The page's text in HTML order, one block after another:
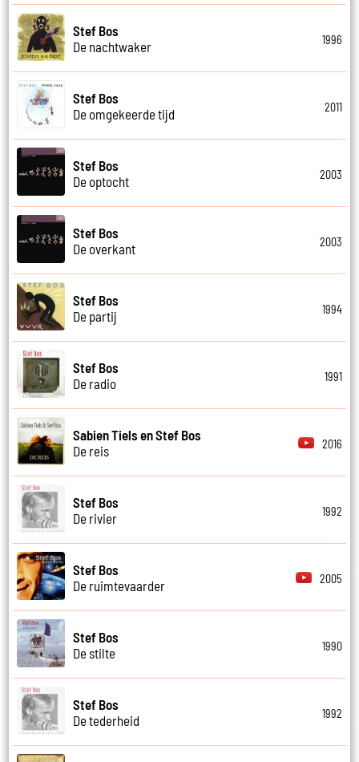
Stef Bos
De nachtwaker
1996
Stef Bos
De omgekeerde tijd
2011
Stef Bos
De optocht
2003
Stef Bos
De overkant
2003
Stef Bos
De partij
1994
Stef Bos
De radio
1991
Sabien Tiels en Stef Bos
De reis
2016
Stef Bos
De rivier
1992
Stef Bos
De ruimtevaarder
2005
Stef Bos
De stilte
1990
Stef Bos
De tederheid
1992